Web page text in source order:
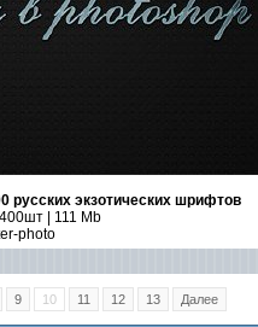
русских экзотических шрифтов
| 111 Mb
photo
9 10 11 12 13 Далее